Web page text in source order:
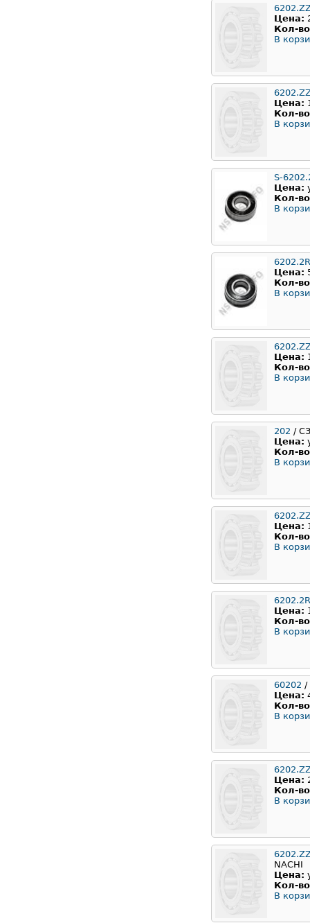
Цена:
Кол-
В
Цена:
Кол-
В
S-
Цена:
Кол-
В
Цена:
Кол-
В
Цена:
Кол-
В
202 /
Цена:
Кол-
В
Цена:
Кол-
В
Цена:
Кол-
В
60202 /
Цена:
Кол-
В
Цена:
Кол-
В
NACHI
Цена:
Кол-
В